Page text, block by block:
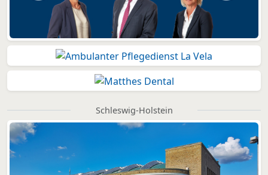
Schleswig-Holstein